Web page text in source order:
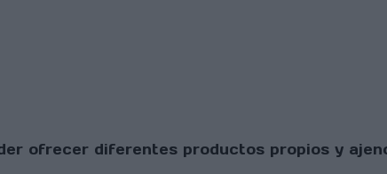
ofrecer diferentes productos propios y